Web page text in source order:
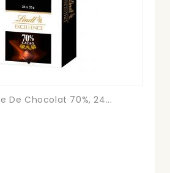
De Chocolat 70%, 24...